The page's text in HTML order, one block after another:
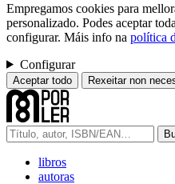
Empregamos cookies para
personalizado. Podes aceptar
configurar. Máis info na política
Configurar
Aceptar todo Rexeitar non
libros
autoras